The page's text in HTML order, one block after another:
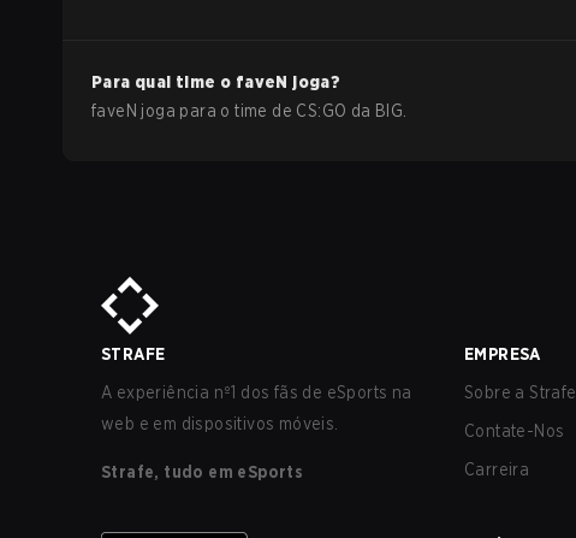
Para qual time o faveN joga?
faveN joga para o time de CS:GO da BIG
STRAFE
A experiência nº1 dos fãs de eSports na
web e em dispositivos móveis.
Strafe, tudo em eSports
EMPRESA
Sobre a Strafe
Contate-Nos
Carreira